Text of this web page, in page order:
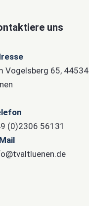
uns
Vogelsberg 65, 44534
(0)2306 56131